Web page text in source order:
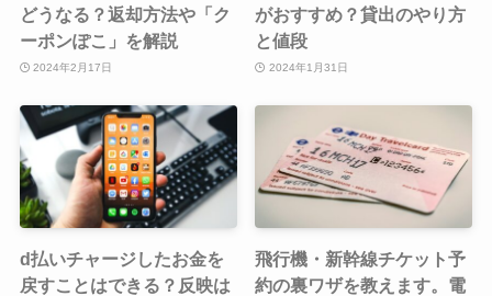
どうなる？返却方法や「ク
ーポンぽこ」を解説
2024年2月17日
がおすすめ？貸出のやり方
と値段
2024年1月31日
d払いチャージしたお金を
戻すことはできる？反映は
飛行機・新幹線チケット予
約の裏ワザを教えます。電